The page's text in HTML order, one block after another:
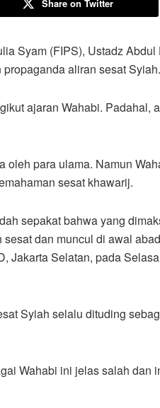
Share on Twitter
Syam (FIPS), Ustadz Abdul
aliran sesat Syiah.
ajaran Wahabi. Padahal,
oleh para ulama. Namun
sesat khawarij.
sepakat bahwa yang
dan muncul di awal
Jakarta Selatan, pada Selasa
Syiah selalu dituding
Wahabi ini jelas salah dan